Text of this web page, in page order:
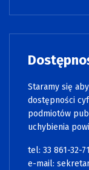
Staramy się
dostępności
podmiotów
uchybienia
tel: 33 861-32-71
e-mail: